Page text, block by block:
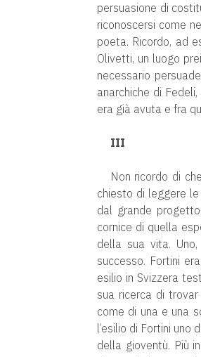
persuasione di
riconoscersi come
poeta. Ricordo, ad
Olivetti, un luogo
necessario
anarchiche di
era già avuta e fra
III
Non ricordo di
chiesto di leggere
dal grande
cornice di quella
della sua vita.
successo. Fortini
esilio in Svizzera
sua ricerca di
come di una e una
l’esilio di Fortini
della gioventù. Più